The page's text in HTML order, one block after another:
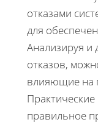
отказами
для
Анализируя и
отказов,
влияющие на
правильное